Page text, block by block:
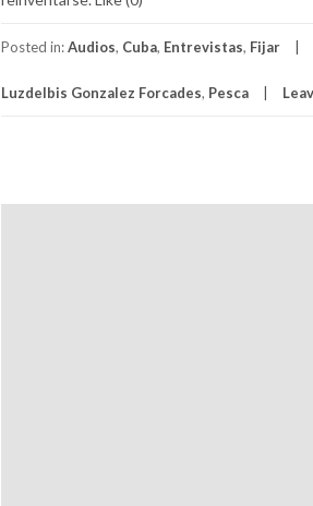
Posted in:Audios, Cuba, Entrevistas, Fijar
Luzdelbis Gonzalez Forcades, Pesca